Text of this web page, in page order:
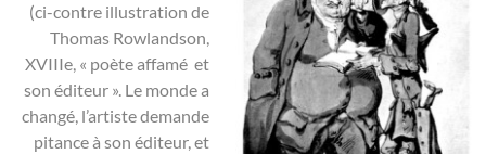
(ci-contre illustration de
Thomas Rowlandson,
XVIIIe, « poète affamé et
son éditeur ». Le monde a
changé, l’artiste demande
pitance à son éditeur, et